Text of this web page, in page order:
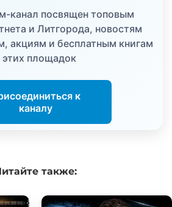
канал посвящен топовым
и Литгорода, новостям
акциям и бесплатным книгам
этих площадок
к
каналу
также: